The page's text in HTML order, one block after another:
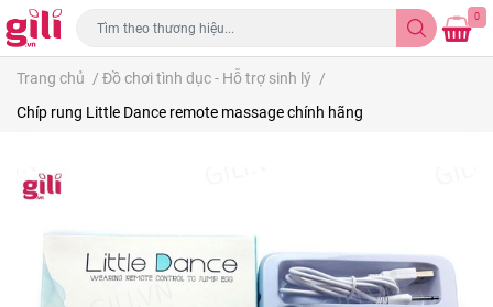
0
Trang chủ / Đồ chơi tình dục - Hỗ trợ sinh lý /
Chíp rung Little Dance remote massage chính hãng